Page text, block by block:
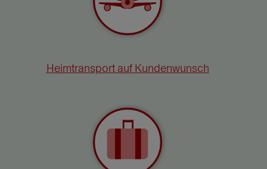
Heimtransport auf Kundenwunsch